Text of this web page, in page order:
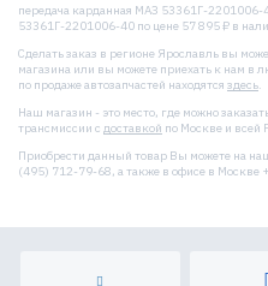
передача карданная МАЗ 53361Г-
53361Г-2201006-40 по цене 57 895 ₽ в
Сделать заказ в регионе Ярославль вы
магазина или вы можете приехать к нам в
по продаже автозапчастей находятся здесь.
Наш магазин - это место, где можно
трансмиссии с доставкой по Москве и всей
Приобрести данный товар Вы можете на
(495) 712-79-68, а также в офисе в